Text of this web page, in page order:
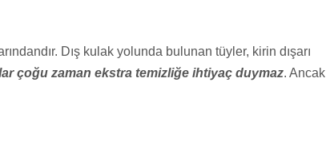
Dış kulak yolunda bulunan tüyler, kirin dışarı
çoğu zaman ekstra temizliğe ihtiyaç duymaz. Ancak